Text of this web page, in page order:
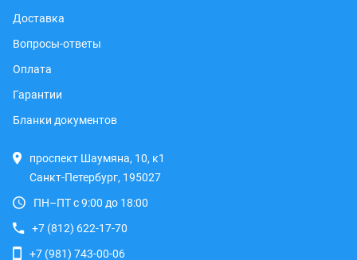
Доставка
Вопросы-ответы
Оплата
Гарантии
Бланки документов
проспект Шаумяна, 10, к1
Санкт-Петербург, 195027
ПН–ПТ с 9:00 до 18:00
+7 (812) 622-17-70
+7 (981) 743-00-06